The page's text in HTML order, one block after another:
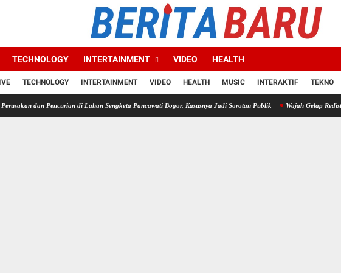
TECHNOLOGY INTERTAINMENT VIDEO HEALTH
TECHNOLOGY INTERTAINMENT VIDEO HEALTH MUSIC INTERAKTIF TEKNO
Pencurian di Lahan Sengketa Pancawati Bogor, Kasusnya Jadi Sorotan Publik Wajah Gelap Redistribusi